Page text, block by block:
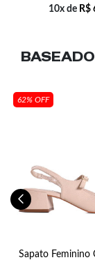
10x de R$
62% OFF
Sapato Feminino